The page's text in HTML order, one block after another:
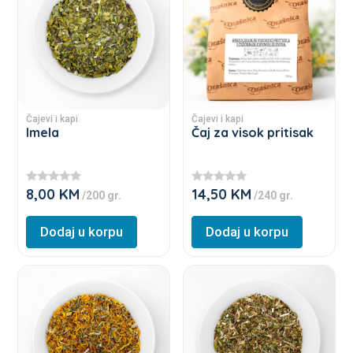
Čajevi i kapi
Imela
★
★
★
8,00 KM /200 gr.
multiple
variants.
may
be
on
the
product
pageDodaj u korpu
Čajevi i kapi
Čaj za visok pritisak
★
★
★
14,50 KM /240 gr.
multiple
variants.
The
options
may
be
on
the
product
pageDodaj u korpu
multiple
multiple